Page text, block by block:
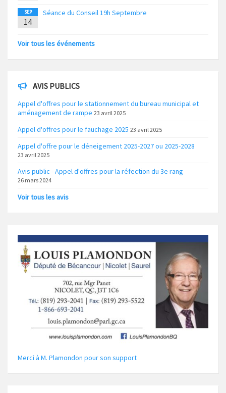
SEP
14
Séance du Conseil 19h Septembre
Voir tous les événements
AVIS PUBLICS
Appel d'offres pour le stationnement du bureau municipal et
aménagement de rampe 23 avril 2025
Appel d'offres pour le fauchage 2025 23 avril 2025
Appel d'offre pour le déneigement 2025-2027 ou 2025-2028
23 avril 2025
Avis public - Appel d'offres pour la réfection du 3e rang
26 mars 2024
Voir tous les avis
Merci à M. Plamondon pour son support